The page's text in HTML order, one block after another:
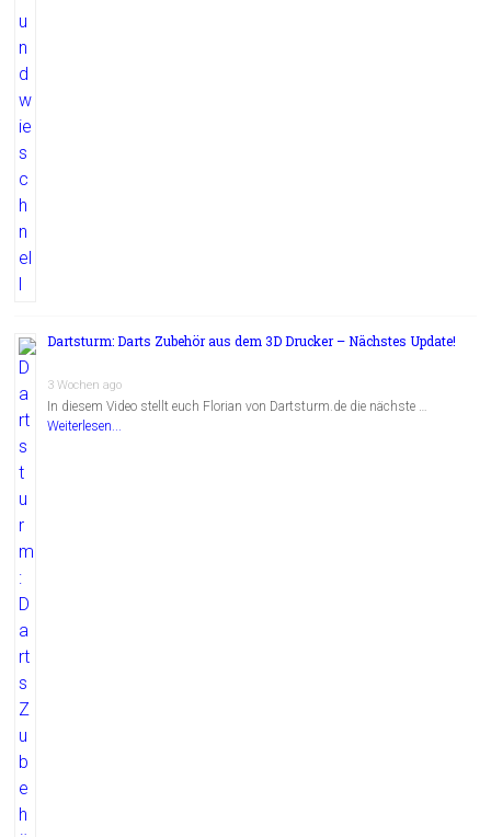
Dartsturm: Darts Zubehör aus dem 3D Drucker – Nächstes Update!
3 Wochen ago
In diesem Video stellt euch Florian von Dartsturm.de die nächste …
Weiterlesen...